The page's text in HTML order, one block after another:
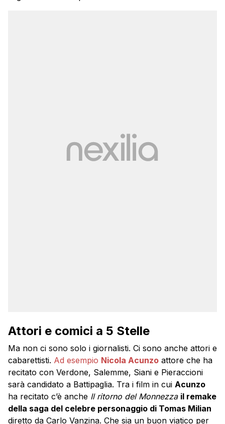
Attori e comici a 5 Stelle
Ma non ci sono solo i giornalisti. Ci sono anche attori e
cabarettisti. Ad esempio Nicola Acunzo attore che ha
recitato con Verdone, Salemme, Siani e Pieraccioni
sarà candidato a Battipaglia. Tra i film in cui Acunzo
ha recitato c’è anche Il ritorno del Monnezza il remake
della saga del celebre personaggio di Tomas Milian
diretto da Carlo Vanzina. Che sia un buon viatico per